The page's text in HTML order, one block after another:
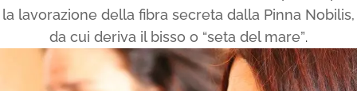
la lavorazione della fibra secreta dalla Pinna Nobilis,
da cui deriva il bisso o “seta del mare”.